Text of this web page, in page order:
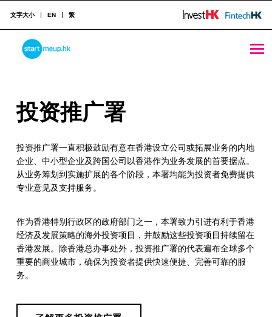
STARTMEUPHK
STARTMEUPHK FESTIVAL IS THE LEADING STARTUP AND INNOVATION CONFERENCE EVENT IN HONG KONG
文字大小 EN 繁
投
推
广
署
投资推广署
投资推广署一直积极鼓励有意在香港设立公司或拓展业务的内地
企业、中小型企业及跨国公司以香港作为业务发展的首要据点。
从业务筹划到实施扩展的各个阶段，本署均能为投资者免费提供
专业意见及支持服务。
作为香港特别行政区的政府部门之一，本署致力引进有利于香港
经济及发展策略的海外投资项目，并鼓励这些投资项目持续留在
香港发展。除香港总办事处外，投资推广署的代表遍布全球多个
重要的商业城市，确保为投资者提供快速便捷、完善可靠的服
务。